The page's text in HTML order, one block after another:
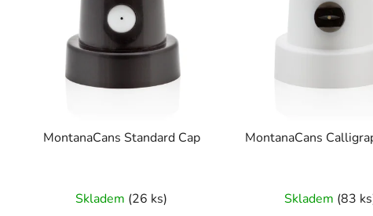
MontanaCans Standard Cap
Skladem (26 ks)
MontanaCans
Skladem (83